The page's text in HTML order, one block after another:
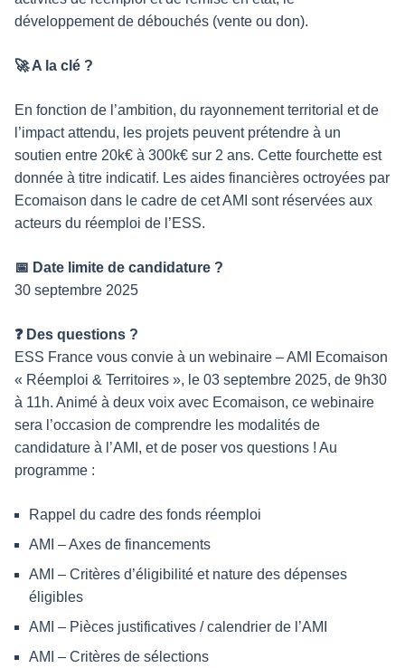
développement de débouchés (vente ou don).
🚀 A la clé ?
En fonction de l’ambition, du rayonnement territorial et de
l’impact attendu, les projets peuvent prétendre à un
soutien entre 20k€ à 300k€ sur 2 ans. Cette fourchette est
donnée à titre indicatif. Les aides financières octroyées par
Ecomaison dans le cadre de cet AMI sont réservées aux
acteurs du réemploi de l’ESS.
📅 Date limite de candidature ?
30 septembre 2025
❓ Des questions ?
ESS France vous convie à un webinaire – AMI Ecomaison
« Réemploi & Territoires », le 03 septembre 2025, de 9h30
à 11h. Animé à deux voix avec Ecomaison, ce webinaire
sera l’occasion de comprendre les modalités de
candidature à l’AMI, et de poser vos questions ! Au
programme :
Rappel du cadre des fonds réemploi
AMI – Axes de financements
AMI – Critères d’éligibilité et nature des dépenses
éligibles
AMI – Pièces justificatives / calendrier de l’AMI
AMI – Critères de sélections